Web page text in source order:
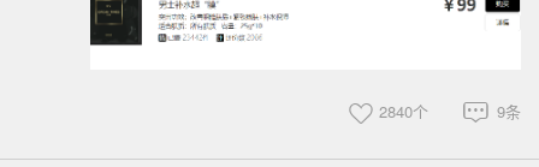
9条
2840个